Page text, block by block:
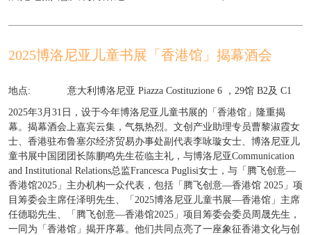
2025博洛尼亚儿童书展「香港馆」揭幕酒会
地点: 意大利博洛尼亚 Piazza Costituzione 6 ，29馆 B2及 C1
2025年3月31日，设于今年博洛尼亚儿童书展的「香港馆」隆重揭
幕。揭幕酒会上嘉宾云集，气氛热烈。文创产业助理专员曹黎淑霞女
士、香港驻布鲁塞尔经济贸易办事处副代表李咏璇女士、博洛尼亚儿
童书展中国团团长陈鹏鸣先生莅临主礼，与博洛尼亚Communication
and Institutional Relations总监Francesca Puglisi女士，与「腾飞创意—
香港馆2025」主办机构一众代表，包括「腾飞创意—香港馆 2025」项
目筹委会主席任泽明先生、「2025博洛尼亚儿童书展—香港馆」主席
任德聪先生、「腾飞创意—香港馆2025」项目筹委会委员周晟先生，
一同为「香港馆」揭开序幕。他们共同点亮了一座象征香港文化与创